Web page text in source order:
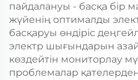
пайдалануы - басқа бір
жүйенің оптималды
басқаруы өндіріс
электр шығындарын
көздейтін мониторлау
проблемалар